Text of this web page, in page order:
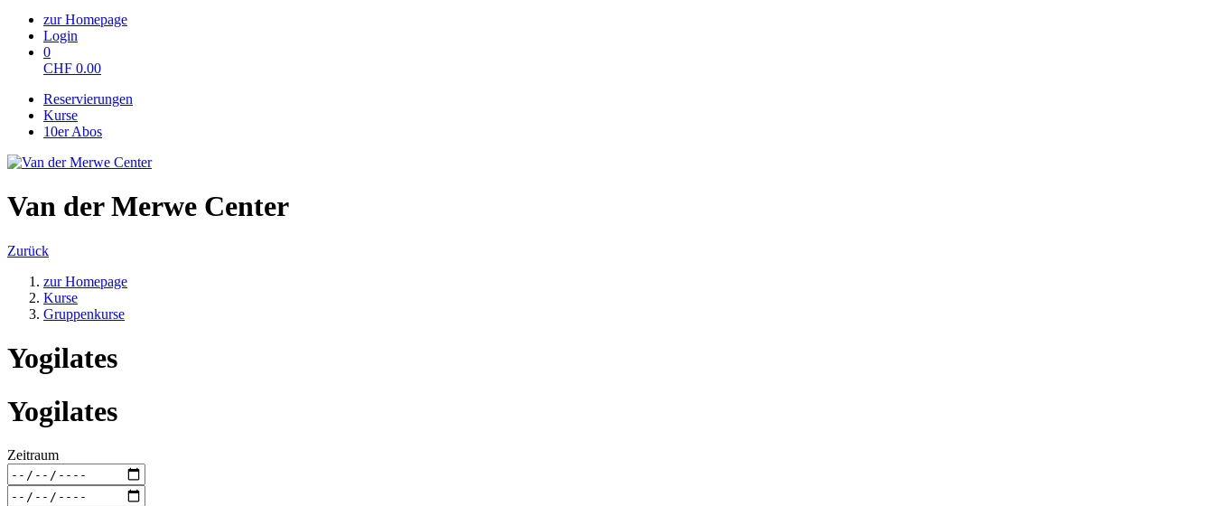
zur Homepage
Login
0
CHF 0.00
Reservierungen
Kurse
10er Abos
Van der Merwe Center
Zurück
zur Homepage
Kurse
Gruppenkurse
Yogilates
Yogilates
Zeitraum